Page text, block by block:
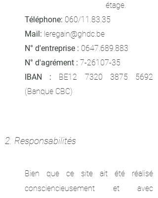
étage.
Téléphone: 060/11.83.35
Mail: leregain@ghdc.be
N° d'entreprise : 0647.689.883
N° d'agrément : 7-26107-35
IBAN : BE12 7320 3875 5692
(Banque CBC)
2. Responsabilités
Bien que ce site ait été réalisé
consciencieusement et avec